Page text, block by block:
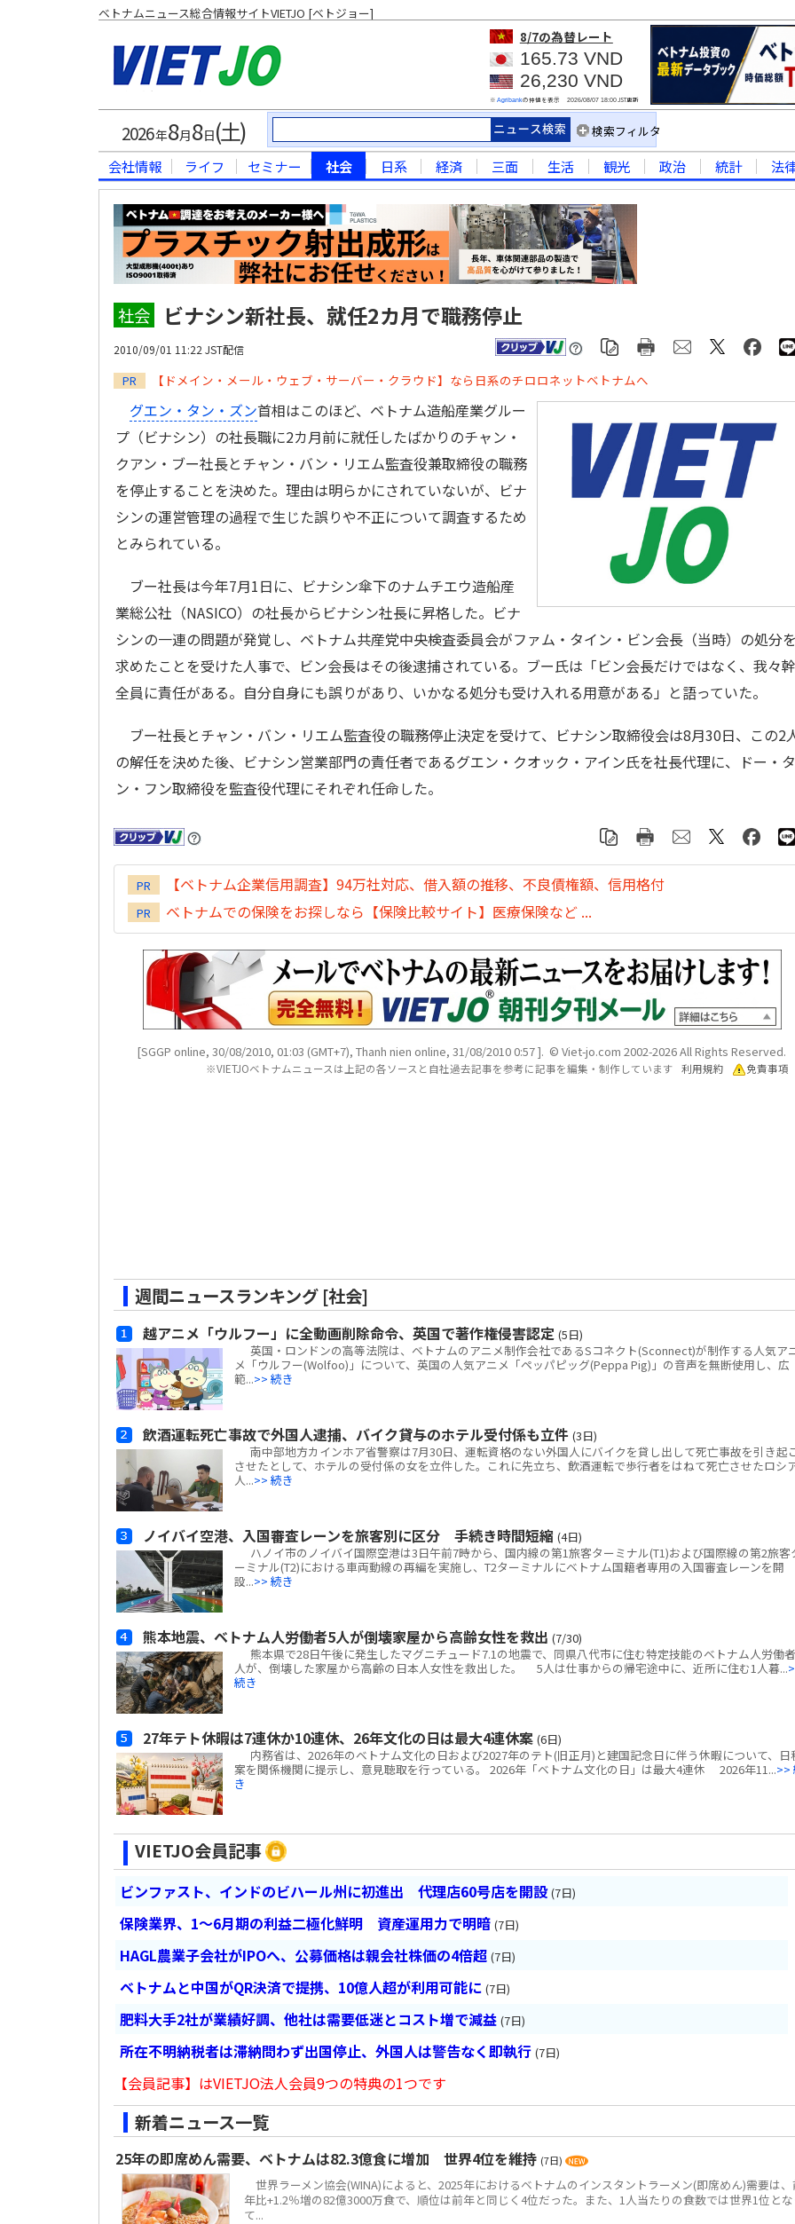
ベトナムニュース総合情報サイトVIETJO [ベトジョー]
8/7の為替レート
165.73 VND
26,230 VND
※ Agribankの仲値を表示 2026/08/07 18:00JST更新
2026年8月8日(土) 検索フィルタ
会社情報 ライフ セミナー 社会 日系 経済 三面 生活 観光 政治 統計 法
社会 ビナシン新社長、就任2カ月で職務停止
2010/09/01 11:22 JST配信
PR 【ドメイン・メール・ウェブ・サーバー・クラウド】なら日系のチロロネットベトナムへ
グエン・タン・ズン首相はこのほど、ベトナム造船産業グルー
プ（ビナシン）の社長職に2カ月前に就任したばかりのチャン・
クアン・ブー社長とチャン・バン・リエム監査役兼取締役の職務
を停止することを決めた。理由は明らかにされていないが、ビナ
シンの運営管理の過程で生じた誤りや不正について調査するため
とみられている。
ブー社長は今年7月1日に、ビナシン傘下のナムチエウ造船産
業総公社（NASICO）の社長からビナシン社長に昇格した。ビナ
シンの一連の問題が発覚し、ベトナム共産党中央検査委員会がファム・タイン・ビン会長（当時）の処分を
求めたことを受けた人事で、ビン会長はその後逮捕されている。ブー氏は「ビン会長だけではなく、我々
全員に責任がある。自分自身にも誤りがあり、いかなる処分も受け入れる用意がある」と語っていた。
ブー社長とチャン・バン・リエム監査役の職務停止決定を受けて、ビナシン取締役会は8月30日、この2
の解任を決めた後、ビナシン営業部門の責任者であるグエン・クオック・アイン氏を社長代理に、ドー・
ン・フン取締役を監査役代理にそれぞれ任命した。
PR 【ベトナム企業信用調査】94万社対応、借入額の推移、不良債権額、信用格付
PR ベトナムでの保険をお探しなら【保険比較サイト】医療保険など ...
[SGGP online, 30/08/2010, 01:03 (GMT+7), Thanh nien online, 31/08/2010 0:57 ]. © Viet-jo.com 2002-2026 All Rights Reserved.
※VIETJOベトナムニュースは上記の各ソースと自社過去記事を参考に記事を編集・制作しています 利用規約 免責事項
週間ニュースランキング [社会]
越アニメ「ウルフー」に全動画削除命令、英国で著作権侵害認定 (5日)
英国・ロンドンの高等法院は、ベトナムのアニメ制作会社であるSコネクト(Sconnect)が制作する人気ア
メ「ウルフー(Wolfoo)」について、英国の人気アニメ「ペッパピッグ(Peppa Pig)」の音声を無断使用し、広
範...>> 続き
飲酒運転死亡事故で外国人逮捕、バイク貸与のホテル受付係も立件 (3日)
南中部地方カインホア省警察は7月30日、運転資格のない外国人にバイクを貸し出して死亡事故を引き起
させたとして、ホテルの受付係の女を立件した。これに先立ち、飲酒運転で歩行者をはねて死亡させたロシ
人...>> 続き
ノイバイ空港、入国審査レーンを旅客別に区分 手続き時間短縮 (4日)
ハノイ市のノイバイ国際空港は3日午前7時から、国内線の第1旅客ターミナル(T1)および国際線の第2旅客
ーミナル(T2)における車両動線の再編を実施し、T2ターミナルにベトナム国籍者専用の入国審査レーンを開
設...>> 続き
熊本地震、ベトナム人労働者5人が倒壊家屋から高齢女性を救出 (7/30)
熊本県で28日午後に発生したマグニチュード7.1の地震で、同県八代市に住む特定技能のベトナム人労働
人が、倒壊した家屋から高齢の日本人女性を救出した。 5人は仕事からの帰宅途中に、近所に住む1人暮...
続き
27年テト休暇は7連休か10連休、26年文化の日は最大4連休案 (6日)
内務省は、2026年のベトナム文化の日および2027年のテト(旧正月)と建国記念日に伴う休暇について、日
案を関係機関に提示し、意見聴取を行っている。 2026年「ベトナム文化の日」は最大4連休 2026年11...>>
き
VIETJO会員記事
ビンファスト、インドのビハール州に初進出 代理店60号店を開設 (7日)
保険業界、1～6月期の利益二極化鮮明 資産運用力で明暗 (7日)
HAGL農業子会社がIPOへ、公募価格は親会社株価の4倍超 (7日)
ベトナムと中国がQR決済で提携、10億人超が利用可能に (7日)
肥料大手2社が業績好調、他社は需要低迷とコスト増で減益 (7日)
所在不明納税者は滞納問わず出国停止、外国人は警告なく即執行 (7日)
【会員記事】はVIETJO法人会員9つの特典の1つです
新着ニュース一覧
25年の即席めん需要、ベトナムは82.3億食に増加 世界4位を維持 (7日)
世界ラーメン協会(WINA)によると、2025年におけるベトナムのインスタントラーメン(即席めん)需要は、
年比+1.2％増の82億3000万食で、順位は前年と同じく4位だった。また、1人当たりの食数では世界1位とな
て...